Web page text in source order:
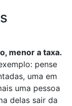
menor a taxa.
pense
uma em
uma pessoa
delas sair da